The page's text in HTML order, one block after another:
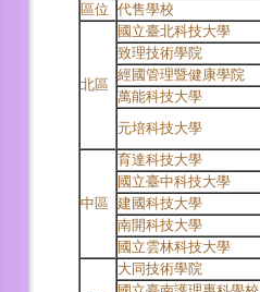
區位 代售學校
北區
國立臺北科技大學
致理技術學院
經國管理暨健康學院
萬能科技大學
元培科技大學
中區
育達科技大學
國立臺中科技大學
建國科技大學
南開科技大學
國立雲林科技大學
大同技術學院